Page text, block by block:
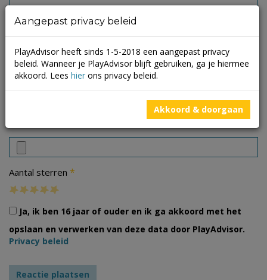
Aantal sterren *
Ja, ik ben 16 jaar of ouder en ik ga akkoord met het
opslaan en verwerken van deze data door PlayAdvisor.
Privacy beleid
Aangepast privacy beleid
PlayAdvisor heeft sinds 1-5-2018 een aangepast privacy
beleid. Wanneer je PlayAdvisor blijft gebruiken, ga je hiermee
akkoord. Lees hier ons privacy beleid.
Akkoord & doorgaan